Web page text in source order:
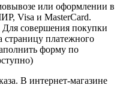
или оформлении в
Visa и MasterCard.
совершения покупки
страницу платежного
форму по
В интернет-магазине